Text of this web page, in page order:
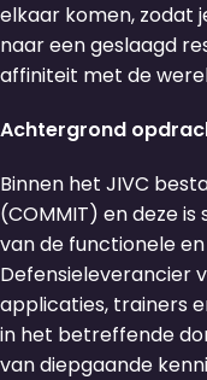
elkaar komen, zodat
naar een geslaagd
affiniteit met de
Achtergrond
Binnen het JIVC
(COMMIT) en deze
van de functionele
Defensieleverancier
applicaties, trainers
in het betreffende
van diepgaande